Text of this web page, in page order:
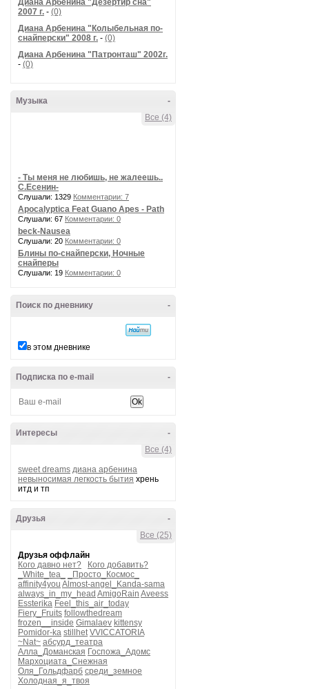
Диана Арбенина "Дезертир сна"
2007 г. - (0)
Диана Арбенина "Колыбельная по-
снайперски" 2008 г. - (0)
Диана Арбенина "Патронташ" 2002г.
- (0)
-
Музыка
Все (4)
- Ты меня не любишь, не жалеешь..
С.Есенин-
Слушали: 1329 Комментарии: 7
Apocalyptica Feat Guano Apes - Path
Слушали: 67 Комментарии: 0
beck-Nausea
Слушали: 20 Комментарии: 0
Блины по-снайперски, Ночные
снайперы
Слушали: 19 Комментарии: 0
-
Поиск по дневнику
в этом дневнике
-
Подписка по e-mail
-
Интересы
Все (4)
sweet dreams диана арбенина
невыносимая легкость бытия хрень
итд и тп
-
Друзья
Все (25)
Друзья оффлайн
Кого давно нет?
Кого добавить?
_White_tea_
_Просто_Космос_
affinity4you Almost-angel_Kanda-sama
always_in_my_head AmigoRain Aveess
Essterika Feel_this_air_today
Fiery_Fruits followthedream
frozen__inside Gimalaev kittensy
Pomidor-ka stillhet VVICCATORIA
~Nat~ абсурд_театра
Алла_Доманская Госпожа_Адомс
Мархоциата_Снежная
Оля_Гольдфарб среди_земное
Холодная_я_твоя